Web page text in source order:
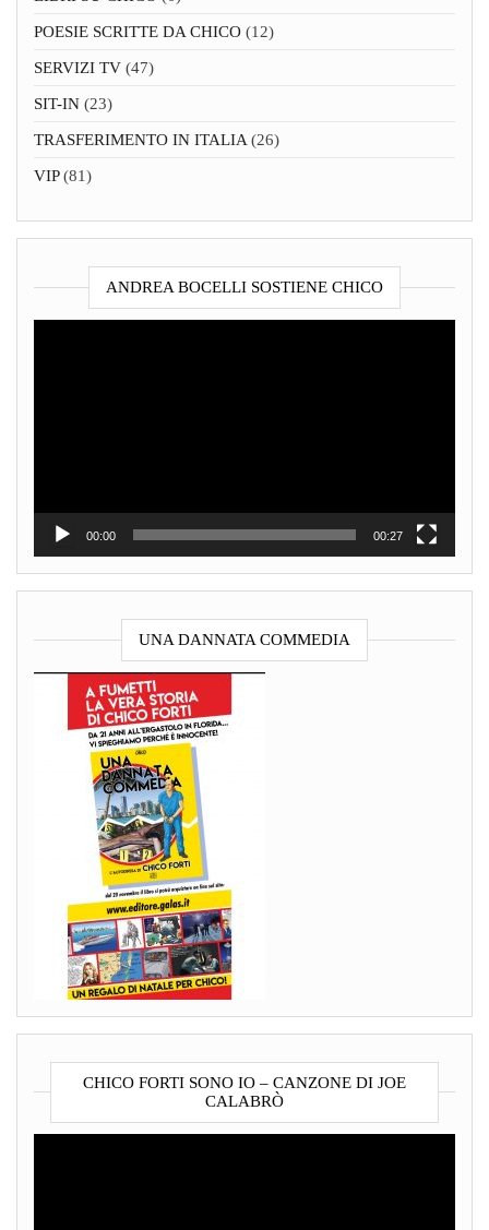
POESIE SCRITTE DA CHICO (12)
SERVIZI TV (47)
SIT-IN (23)
TRASFERIMENTO IN ITALIA(26)
VIP(81)
ANDREA BOCELLI SOSTIENE CHICO
00:00 00:27
UNA DANNATA COMMEDIA
CHICO FORTI SONO IO – CANZONE DI JOE
CALABRÒ